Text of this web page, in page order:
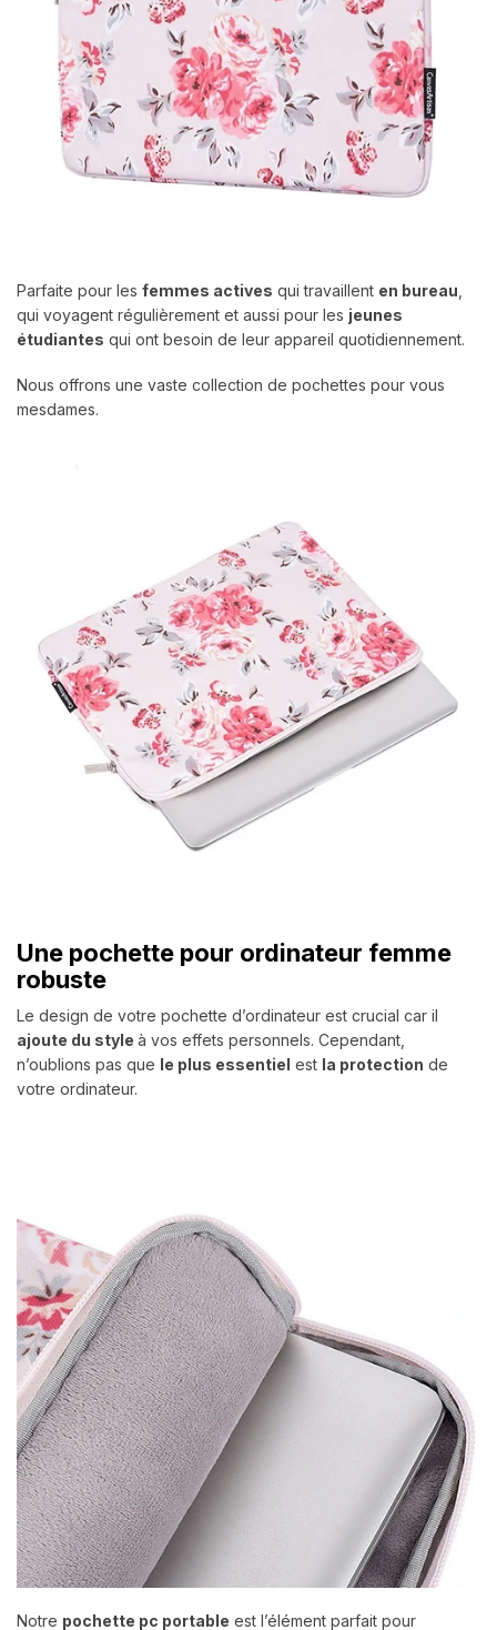
Parfaite pour les femmes actives qui travaillent en bureau
qui voyagent régulièrement et aussi pour les jeunes
étudiantes qui ont besoin de leur appareil quotidiennement.
Nous offrons une vaste collection de pochettes pour vous
mesdames.
Une pochette pour ordinateur femme
robuste
Le design de votre pochette d’ordinateur est crucial car il
ajoute du style à vos effets personnels. Cependant,
n’oublions pas que le plus essentiel est la protection de
votre ordinateur.
Notre pochette pc portable est l’élément parfait pour